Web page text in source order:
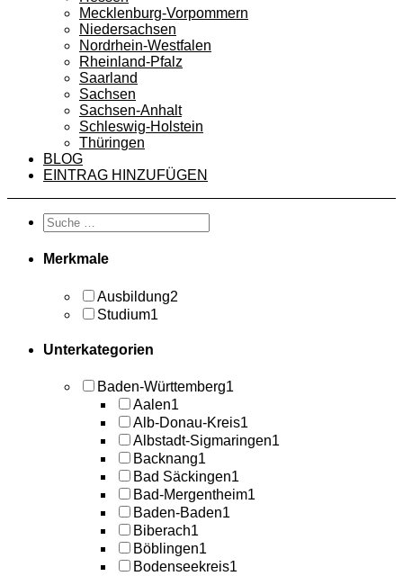
Mecklenburg-Vorpommern
Niedersachsen
Nordrhein-Westfalen
Rheinland-Pfalz
Saarland
Sachsen
Sachsen-Anhalt
Schleswig-Holstein
Thüringen
BLOG
EINTRAG HINZUFÜGEN
Merkmale
Ausbildung2
Studium1
Unterkategorien
Baden-Württemberg1
Aalen1
Alb-Donau-Kreis1
Albstadt-Sigmaringen1
Backnang1
Bad Säckingen1
Bad-Mergentheim1
Baden-Baden1
Biberach1
Böblingen1
Bodenseekreis1